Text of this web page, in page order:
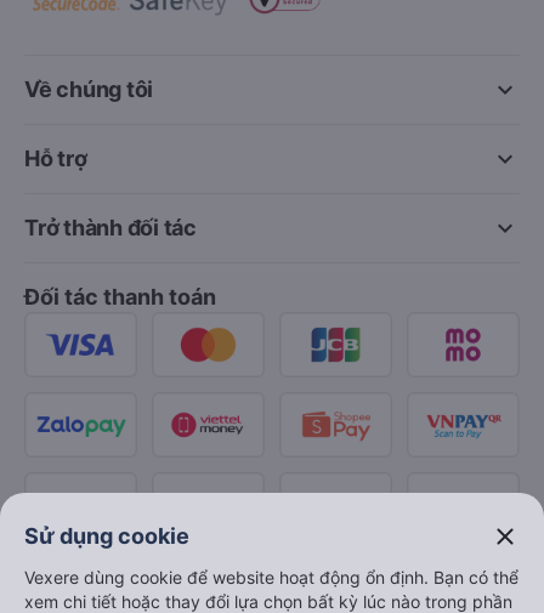
keyboard_arrow_down
Về chúng tôi
keyboard_arrow_down
Hỗ trợ
keyboard_arrow_down
Trở thành đối tác
Đối tác thanh toán
Sử dụng cookie close
Vexere dùng cookie để website hoạt động ổn định. Bạn có thể
xem chi tiết hoặc thay đổi lựa chọn bất kỳ lúc nào trong phần